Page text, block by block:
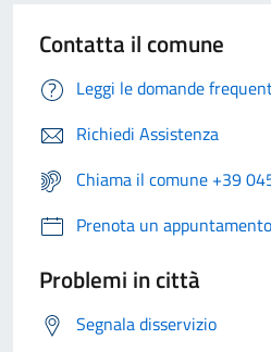
Contatta il comune
Leggi le domande
Richiedi Assistenza
Chiama il comune +39
Prenota un appuntamento
Problemi in città
Segnala disservizio